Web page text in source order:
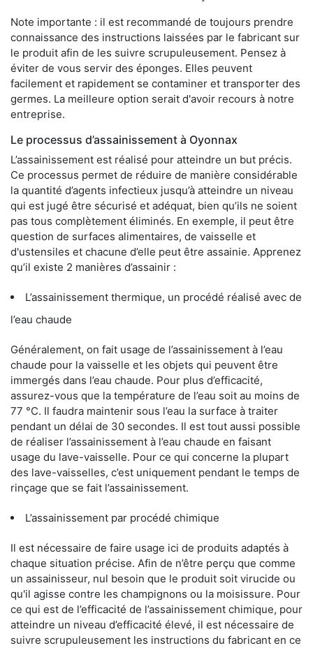
Note importante : il est recommandé de toujours prendre
connaissance des instructions laissées par le fabricant sur
le produit afin de les suivre scrupuleusement. Pensez à
éviter de vous servir des éponges. Elles peuvent
facilement et rapidement se contaminer et transporter des
germes. La meilleure option serait d'avoir recours à notre
entreprise.
Le processus d’assainissement à Oyonnax
L’assainissement est réalisé pour atteindre un but précis.
Ce processus permet de réduire de manière considérable
la quantité d’agents infectieux jusqu’à atteindre un niveau
qui est jugé être sécurisé et adéquat, bien qu’ils ne soient
pas tous complètement éliminés. En exemple, il peut être
question de surfaces alimentaires, de vaisselle et
d'ustensiles et chacune d’elle peut être assainie. Apprenez
qu’il existe 2 manières d’assainir :
L’assainissement thermique, un procédé réalisé avec de
l’eau chaude
Généralement, on fait usage de l’assainissement à l’eau
chaude pour la vaisselle et les objets qui peuvent être
immergés dans l’eau chaude. Pour plus d’efficacité,
assurez-vous que la température de l’eau soit au moins de
77 °C. Il faudra maintenir sous l’eau la surface à traiter
pendant un délai de 30 secondes. Il est tout aussi possible
de réaliser l’assainissement à l’eau chaude en faisant
usage du lave-vaisselle. Pour ce qui concerne la plupart
des lave-vaisselles, c’est uniquement pendant le temps de
rinçage que se fait l’assainissement.
L’assainissement par procédé chimique
Il est nécessaire de faire usage ici de produits adaptés à
chaque situation précise. Afin de n’être perçu que comme
un assainisseur, nul besoin que le produit soit virucide ou
qu'il agisse contre les champignons ou la moisissure. Pour
ce qui est de l’efficacité de l’assainissement chimique, pour
atteindre un niveau d’efficacité élevé, il est nécessaire de
suivre scrupuleusement les instructions du fabricant en ce